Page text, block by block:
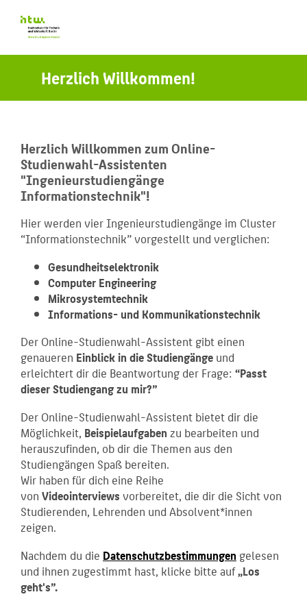
Herzlich Willkommen!
Herzlich Willkommen zum Online-
Studienwahl-Assistenten
"Ingenieurstudiengänge
Informationstechnik"!
Hier werden vier Ingenieurstudiengänge im Cluster
“Informationstechnik” vorgestellt und verglichen:
Gesundheitselektronik
Computer Engineering
Mikrosystemtechnik
Informations- und Kommunikationstechnik
Der Online-Studienwahl-Assistent gibt einen
genaueren Einblick in die Studiengängeund
erleichtert dir die Beantwortung der Frage: “Passt
dieser Studiengang zu mir?”
Der Online-Studienwahl-Assistent bietet dir die
Möglichkeit, Beispielaufgaben zu bearbeiten und
herauszufinden, ob dir die Themen aus den
Studiengängen Spaß bereiten.
Wir haben für dich eine Reihe
vonVideointerviews vorbereitet, die dir die Sicht von
Studierenden, Lehrenden und Absolvent*innen
zeigen.
Nachdem du die Datenschutzbestimmungen gelesen
und ihnen zugestimmt hast, klicke bitte auf„Los
geht's”.